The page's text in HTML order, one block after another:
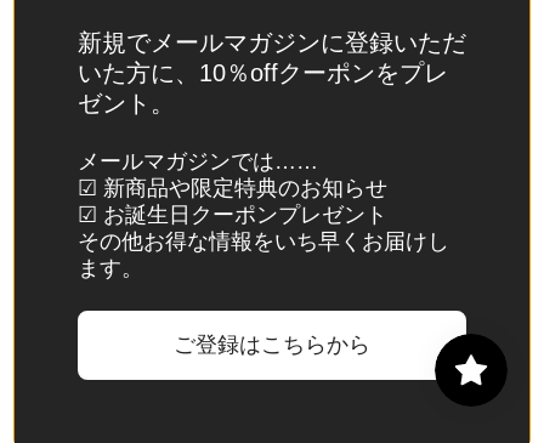
(CHF
CHF)
スウ
デン
(SEK
kr)
スバ
島・
新規でメールマガジンに登録いただ
いた方に、10％offクーポンをプレ
ゼント。
メールマガジンでは……
☑ 新商品や限定特典のお知らせ
☑ お誕生日クーポンプレゼント
その他お得な情報をいち早くお届けし
ます。
ご登録はこちらから